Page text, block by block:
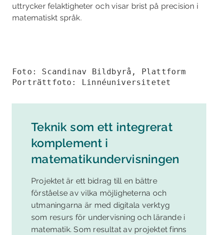
uttrycker felaktigheter och visar brist på precision i
matematiskt språk.
Foto: Scandinav Bildbyrå, Plattform
Porträttfoto: Linnéuniversitetet
Teknik som ett integrerat
komplement i
matematikundervisningen
Projektet är ett bidrag till en bättre
förståelse av vilka möjligheterna och
utmaningarna är med digitala verktyg
som resurs för undervisning och lärande i
matematik. Som resultat av projektet finns